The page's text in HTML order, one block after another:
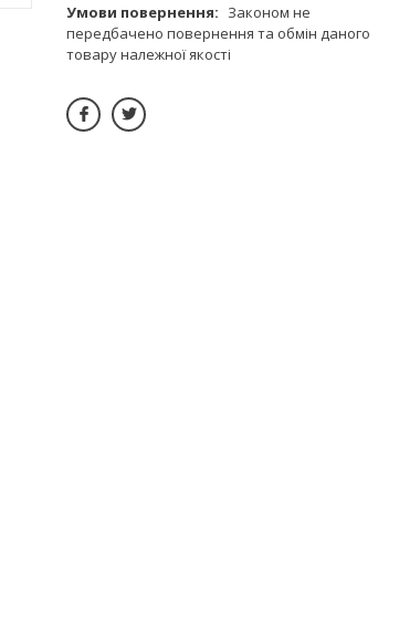
Законом не
передбачено повернення та обмін даного
товару належної якості